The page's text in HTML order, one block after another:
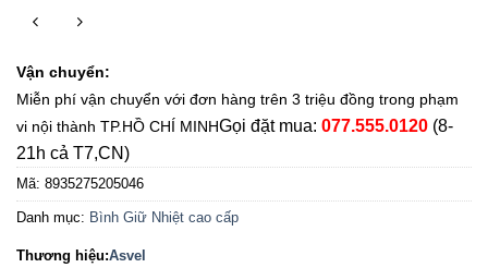
Vận chuyển:
Miễn phí vận chuyển với đơn hàng trên 3 triệu đồng trong phạm
vi nội thành TP.HỒ CHÍ MINHGọi đặt mua: 077.555.0120 (8-
21h cả T7,CN)
Mã: 8935275205046
Danh mục: Bình Giữ Nhiệt cao cấp
Thương hiệu:Asvel